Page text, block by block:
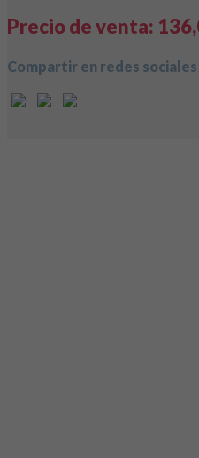
Precio de venta:
Compartir en redes sociales